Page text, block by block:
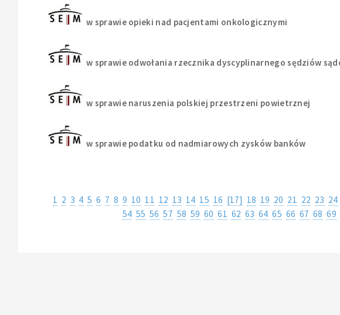
w sprawie opieki nad pacjentami onkologicznymi
w sprawie odwołania rzecznika dyscyplinarnego sędziów
w sprawie naruszenia polskiej przestrzeni powietrznej
w sprawie podatku od nadmiarowych zysków banków
1 2 3 4 5 6 7 8 9 10 11 12 13 14 15 16 [17] 18 19 20 21 22 23 24
54 55 56 57 58 59 60 61 62 63 64 65 66 67 68 69